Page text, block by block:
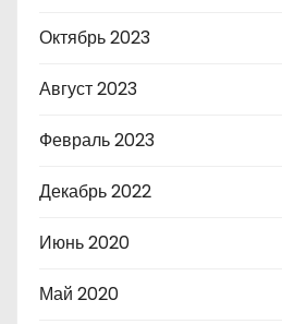
Октябрь 2023
Август 2023
Февраль 2023
Декабрь 2022
Июнь 2020
Май 2020